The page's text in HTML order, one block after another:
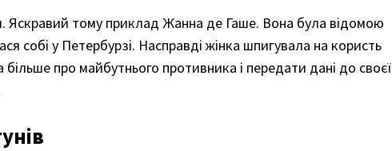
Яскравий тому приклад Жанна де Гаше. Вона була відомою
собі у Петербурзі. Насправді жінка шпигувала на користь
про майбутнього противника і передати дані до своєї